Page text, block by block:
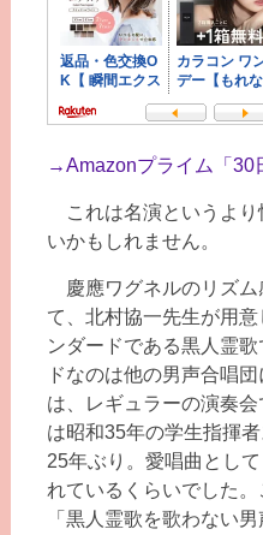
→Amazonプライム「30
これは名演というより
いかもしれません。
慶應ワグネルのリズム
て、北村協一先生が用
ンダードである黒人霊
ドなのは他の男声合唱
は、レギュラーの演奏
は昭和35年の学生指揮
25年ぶり。愛唱曲とし
れているくらいでした
「黒人霊歌を歌わない